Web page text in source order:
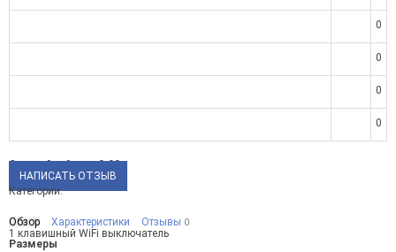
0
0
0
0
Средний рейтинг:0.00
НАПИСАТЬ ОТЗЫВ
Категории:
Обзор Характеристики Отзывы 0
1 клавишный WiFi выключатель
Размеры